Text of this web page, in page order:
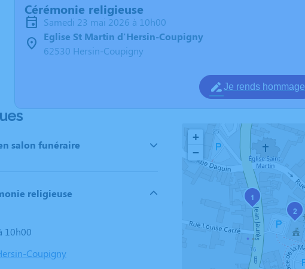
Cérémonie religieuse
samedi 23 mai 2026 à 10h00
Eglise St Martin d'Hersin-Coupigny
62530 Hersin-Coupigny
Je rends hommage
salon funéraire
religieuse
10h00
Coupigny
1
2
+
−